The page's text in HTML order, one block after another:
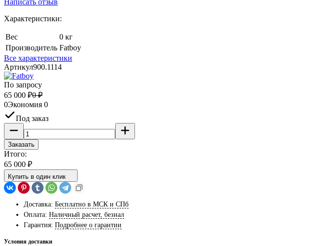
Характеристики:
Вес
0 кг
Производитель Fatboy
Все характеристики
Артикул900.1114
По запросу
65 000 ₽0 ₽
0Экономия 0
Под заказ
Заказать
Итого:
65 000 ₽
Купить в один клик
Доставка: Бесплатно в МСК и СПб
Оплата: Наличный расчет, безнал
Гарантия: Подробнее о гарантии
Условия доставки